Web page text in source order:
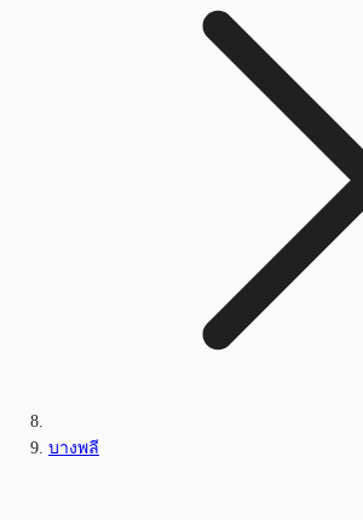
บางพลี